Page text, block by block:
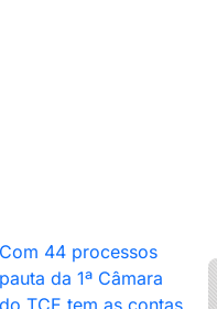
Com 44 processos
pauta da 1ª Câmara
do TCE tem as contas